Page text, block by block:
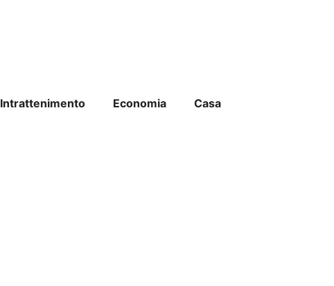
Intrattenimento Economia Casa